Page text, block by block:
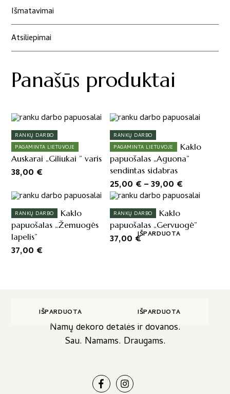
papuošalas
varis
Išmatavimai
Atsiliepimai
Panašūs produktai
RANKŲ DARBO
PAGAMINTA LIETUVOJE
Auskarai „Giliukai ” varis
38,00 €
RANKŲ DARBO
PAGAMINTA LIETUVOJE
Kaklo
papuošalas „Aguona”
sendintas sidabras
25,00 € –39,00 €
range:
through
39,00 €
IŠPARDUOTA
This
product
has
multiple
variants.
The
options
may
be
chosen
on
the
RANKŲ DARBO
Kaklo
papuošalas „Žemuogės
lapelis”
37,00 €
IŠPARDUOTA
RANKŲ DARBO
Kaklo
papuošalas „Gervuogė”
37,00 €
IŠPARDUOTA
Namų dekoro detalės ir dovanos.
Sau. Namams. Draugams.